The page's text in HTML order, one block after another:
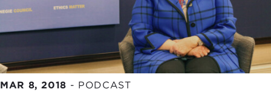
MAR 8, 2018 - PODCAST